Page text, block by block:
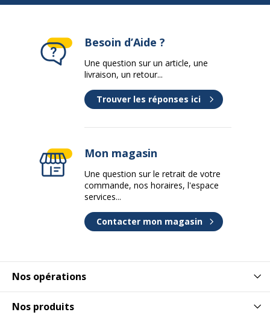
Données d'identification
Données d'identification
Référence produit fabricant 580508
Dimensions et poids
Dimensions et poids
100 cm
Profondeur 43 cm
Garantie
Garantie
Nos opérations
Nos produits
Besoin d’Aide ?
Une question sur un article, une
livraison, un retour...
Trouver les réponses ici
Mon magasin
Une question sur le retrait de votre
commande, nos horaires, l'espace
services...
Contacter mon magasin